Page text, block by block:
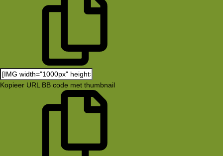
Kopieer URL BB code met thumbnail